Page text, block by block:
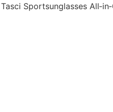
Sportsunglasses